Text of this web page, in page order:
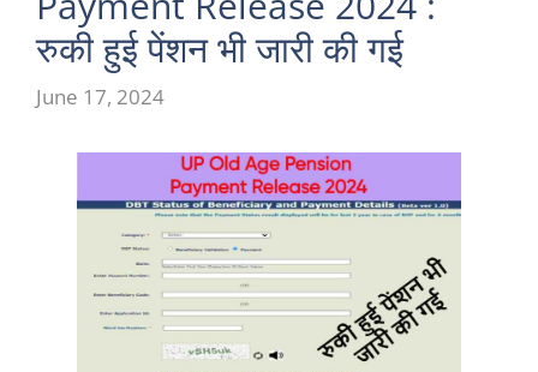
रुकी हुई पेंशन भी जारी की गई
June 17, 2024